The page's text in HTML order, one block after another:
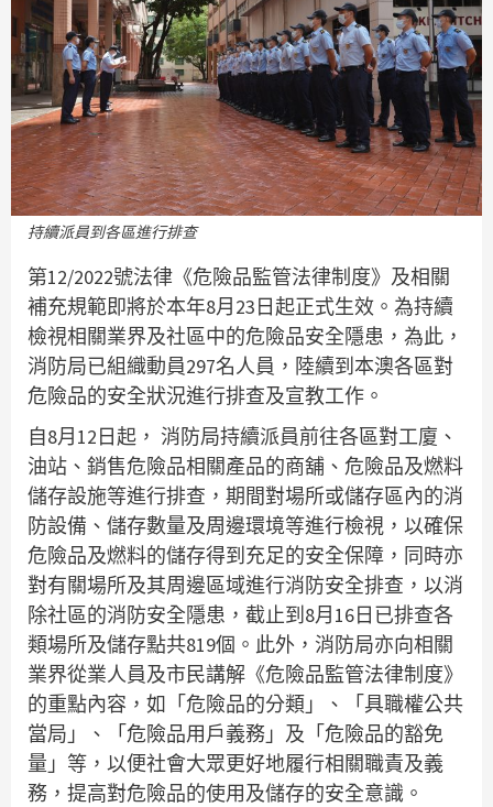
持續派員到各區進行排查
第12/2022號法律《危險品監管法律制度》及相關
補充規範即將於本年8月23日起正式生效。為持續
檢視相關業界及社區中的危險品安全隱患，為此，
消防局已組織動員297名人員，陸續到本澳各區對
危險品的安全狀況進行排查及宣教工作。
自8月12日起， 消防局持續派員前往各區對工廈、
油站、銷售危險品相關產品的商舖、危險品及燃料
儲存設施等進行排查，期間對場所或儲存區內的消
防設備、儲存數量及周邊環境等進行檢視，以確保
危險品及燃料的儲存得到充足的安全保障，同時亦
對有關場所及其周邊區域進行消防安全排查，以消
除社區的消防安全隱患，截止到8月16日已排查各
類場所及儲存點共819個。此外，消防局亦向相關
業界從業人員及市民講解《危險品監管法律制度》
的重點內容，如「危險品的分類」、「具職權公共
當局」、「危險品用戶義務」及「危險品的豁免
量」等，以便社會大眾更好地履行相關職責及義
務，提高對危險品的使用及儲存的安全意識。